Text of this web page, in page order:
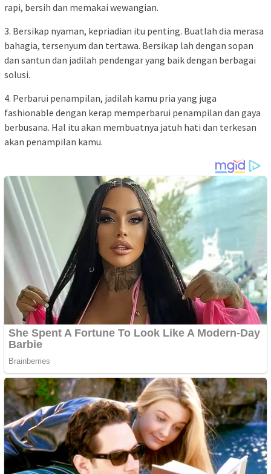
rapi, bersih dan memakai wewangian.
3. Bersikap nyaman, kepriadian itu penting. Buatlah dia merasa
bahagia, tersenyum dan tertawa. Bersikap lah dengan sopan
dan santun dan jadilah pendengar yang baik dengan berbagai
solusi.
4. Perbarui penampilan, jadilah kamu pria yang juga
fashionable dengan kerap memperbarui penampilan dan gaya
berbusana. Hal itu akan membuatnya jatuh hati dan terkesan
akan penampilan kamu.